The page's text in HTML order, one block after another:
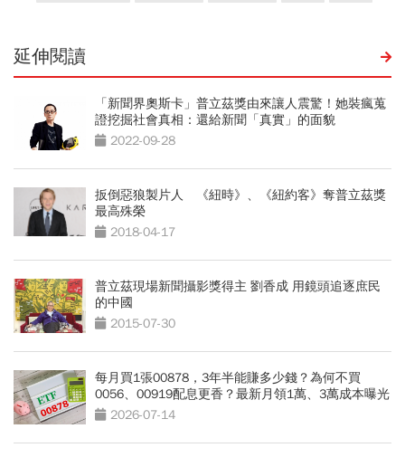
延伸閱讀
「新聞界奧斯卡」普立茲獎由來讓人震驚！她裝瘋蒐
證挖掘社會真相：還給新聞「真實」的面貌
2022-09-28
扳倒惡狼製片人 《紐時》、《紐約客》奪普立茲獎
最高殊榮
2018-04-17
普立茲現場新聞攝影獎得主 劉香成 用鏡頭追逐庶民
的中國
2015-07-30
每月買1張00878，3年半能賺多少錢？為何不買
0056、00919配息更香？最新月領1萬、3萬成本曝光
2026-07-14